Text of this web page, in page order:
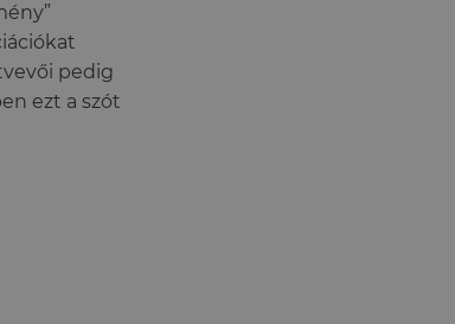
pedig
ezt a szót